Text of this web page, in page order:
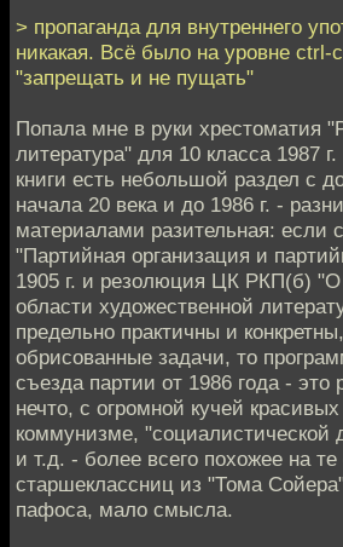
> пропаганда для внутреннего
никакая. Всё было на уровне ctrl-
"запрещать и не пущать"
Попала мне в руки хрестоматия
литература" для 10 класса 1987
книги есть небольшой раздел с
начала 20 века и до 1986 г. -
материалами разительная: если
"Партийная организация и
1905 г. и резолюция ЦК РКП(б) "О
области художественной
предельно практичны и
обрисованные задачи, то
съезда партии от 1986 года - это
нечто, с огромной кучей
коммунизме, "социалистической
и т.д. - более всего похожее на
старшеклассниц из "Тома
пафоса, мало смысла.